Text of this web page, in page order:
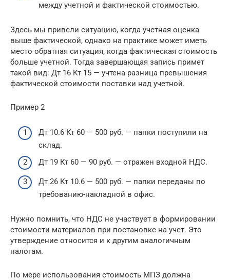
между учетной и фактической стоимостью.
Здесь мы привели ситуацию, когда учетная оценка
выше фактической, однако на практике может иметь
место обратная ситуация, когда фактическая стоимость
больше учетной. Тогда завершающая запись примет
такой вид: Дт 16 Кт 15 — учтена разница превышения
фактической стоимости поставки над учетной.
Пример 2
Дт 10.6 Кт 60 — 500 руб. — папки поступили на
склад.
Дт 19 Кт 60 — 90 руб. — отражен входной НДС.
Дт 26 Кт 10.6 — 500 руб. — папки переданы по
требованию-накладной в офис.
Нужно помнить, что НДС не участвует в формировании
стоимости материалов при постановке на учет. Это
утверждение относится и к другим аналогичным
налогам.
По мере использования стоимость МПЗ должна